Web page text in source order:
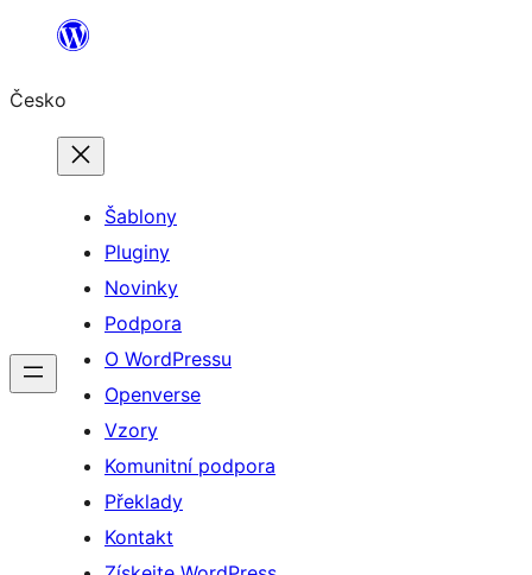
Přeskočit
obsah
Česko
Šablony
Pluginy
Novinky
Podpora
O WordPressu
Openverse
Vzory
Komunitní podpora
Překlady
Kontakt